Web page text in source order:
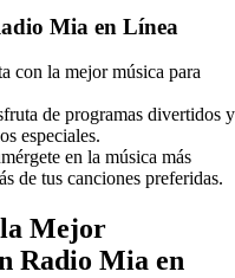
Mia en Línea
con la mejor música para
de programas divertidos y
especiales.
en la música más
de tus canciones preferidas.
Mejor
Radio Mia en